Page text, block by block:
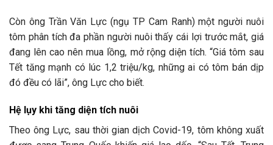
Còn ông Trần Văn Lực (ngụ TP Cam Ranh) một người nuôi
tôm phân tích đa phần người nuôi thấy cái lợi trước mắt, giá
đang lên cao nên mua lồng, mở rộng diện tích. “Giá tôm sau
Tết tăng mạnh có lúc 1,2 triệu/kg, những ai có tôm bán dịp
đó đều có lãi”, ông Lực cho biết.
Hệ lụy khi tăng diện tích nuôi
Theo ông Lực, sau thời gian dịch Covid-19, tôm không xuất